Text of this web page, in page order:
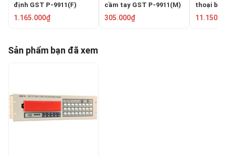
định GST P-9911(F)
1.165.000₫
cầm tay GST P-9911(M)
305.000₫
thoại
GST-
Sản phẩm bạn đã xem